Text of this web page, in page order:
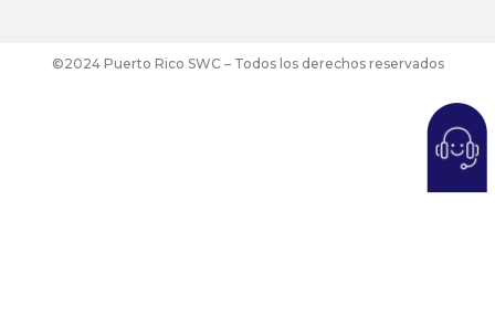
©2024 Puerto Rico SWC – Todos los derechos reservados